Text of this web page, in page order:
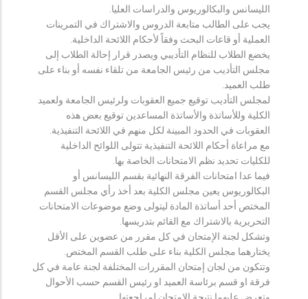
الليسانس والبكالوريوس والدراسات العليا.
يجب على الطالب متابعة الدروس والاشتراك في التمرينات
العملية أو قاعات البحث وفقاً لأحكام اللائحة الداخلية.
يخضع الطلاب للنظام التأديبي ويصدر قرار إحالة الطلاب إلى
مجلس التأديب من رئيس الجامعة من تلقاء نفسه أو بناء على
طلب العميد.
لمجلس التأديب توقيع جميع العقوبات ولرئيس الجامعة ولعميد
الكلية وللأساتذة والأساتذة المساعدين توقيع بعض هذه
العقوبات في الحدود المبينة لكل منهم في اللائحة التنفيذية.
مع مراعاة أحكام اللائحة التنفيذية تتولى اللوائح الداخلية
للكليات تحديد نظم الامتحانات الخاصة بها.
فيما عدا امتحانات الفرقة النهائية بقسم الليسانس أو
البكالوريوس يعين مجلس الكلية بعد أخذ رأي مجلس القسم
المختص أحد أساتذة المادة ليتولى وضع موضوعات الامتحانات
التحريرية بالاشتراك مع القائم بتدريسها.
وتشكل لجنة الإمتحان في كل مقرر من عضوين على الأقل
يختارهما مجلس الكلية بناء على طلب القسم المختص.
وتتكون من لجان إمتحان المقررات المختلفة لجنة عامة في كل
فرقة او قسم برئاسة العميد او رئيس القسم حسب الأحوال
وتعرض عليهما نتيجة الإمتحان لمراجعتها.